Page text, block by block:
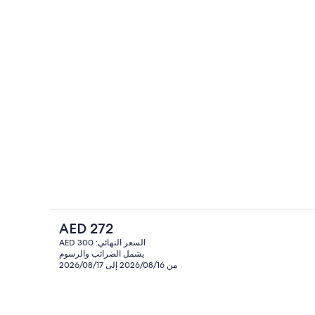
المنشأة من الخارج
السعر
الحالي
هو
AED
AED 272
السعر النهائي: AED 300
يشمل الضرائب والرسوم
من 2026/08/16 إلى 2026/08/17